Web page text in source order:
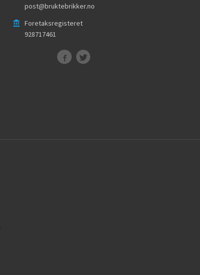
post@bruktebrikker.no
Foretaksregisteret
928717461